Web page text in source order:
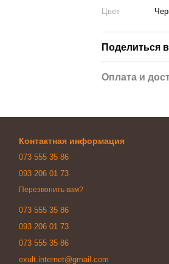
Цвет
Поделиться
Оплата и
Контактная информация
073 555 35 86
093 206 01 73
Перезвонить вам?
073 555 35 86
093 206 01 73
073 555 35 86
exult.internet@gmail.com